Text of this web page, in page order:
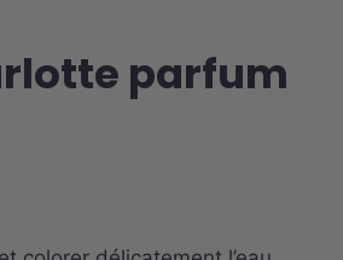
parfum